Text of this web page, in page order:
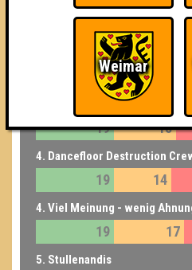
20 13
4. Quizies McQuizface
19 14
4. Knete im Kopf
19 15
4. Dancefloor Destruction
19 14
4. Viel Meinung - wenig
19 17
5. Stullenandis
Weimar